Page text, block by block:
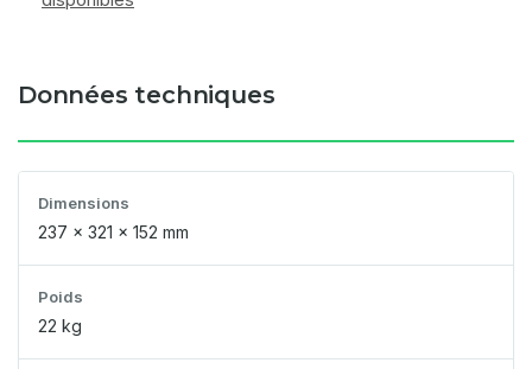
Données techniques
Dimensions
237 x 321 x 152 mm
Poids
22 kg